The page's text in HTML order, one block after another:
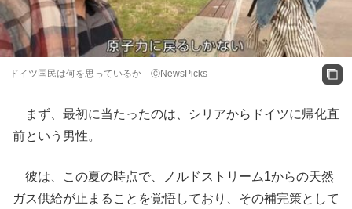
ドイツ国民は何を思っているか ⒸNewsPicks
まず、最初に当たったのは、シリアからドイツに帰化直
前という男性。
彼は、この夏の時点で、ノルドストリーム1からの天然
ガス供給が止まることを覚悟しており、その補完策として